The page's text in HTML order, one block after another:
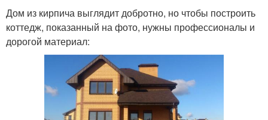
Дом из кирпича выглядит добротно, но чтобы построить
коттедж, показанный на фото, нужны профессионалы и
дорогой материал: